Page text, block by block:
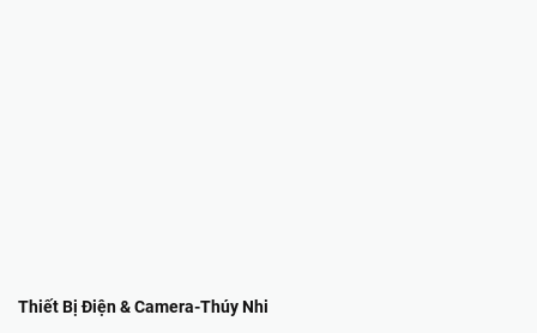
Thiết Bị Điện & Camera-Thúy Nhi